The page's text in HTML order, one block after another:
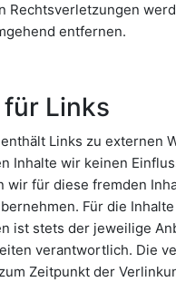
Rechtsverletzungen
entfernen.
Links
Links zu externen
Inhalte wir keinen
wir für diese fremden
Für die
ist stets der jeweilige
verantwortlich. Die
Zeitpunkt der